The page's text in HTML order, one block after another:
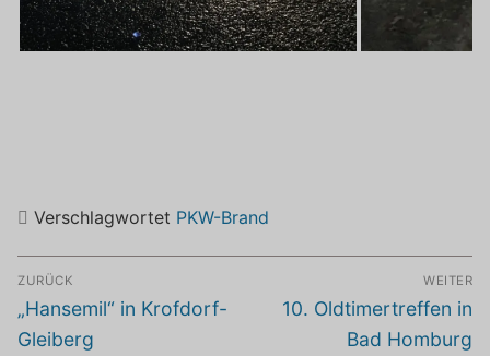
Verschlagwortet PKW-Brand
Beitragsnavigation
ZURÜCK
Vorheriger
Beitrag:
„Hansemil“ in Krofdorf-
Gleiberg
WEITER
Nächster
10. Oldtimertreffen in
Bad Homburg